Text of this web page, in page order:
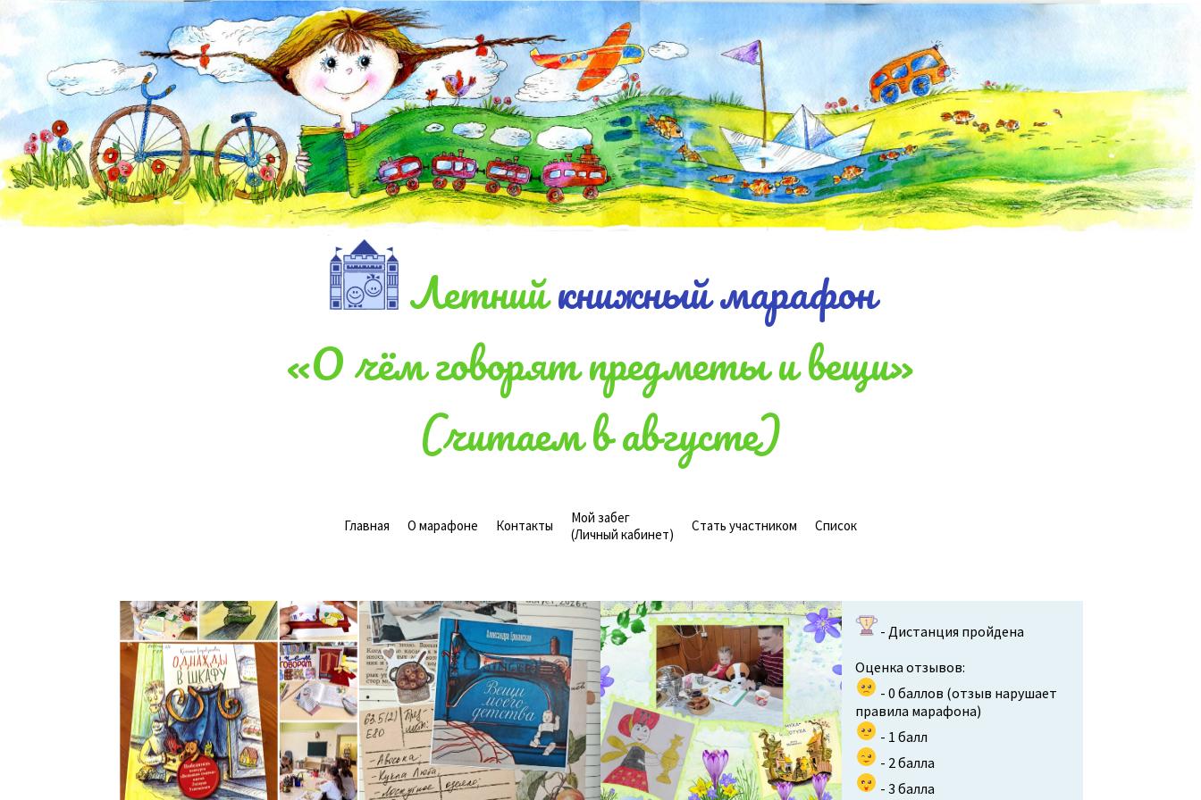
Летнийкнижный марафон
«О чём говорят предметы и вещи»
(читаем в августе)
Главная О марафоне Контакты
Мой забег
(Личный кабинет)
Стать участником Cписок
- Дистанция пройдена
Оценка отзывов:
- 0 баллов (отзыв нарушает
правила марафона)
- 1 балл
- 2 балла
- 3 балла